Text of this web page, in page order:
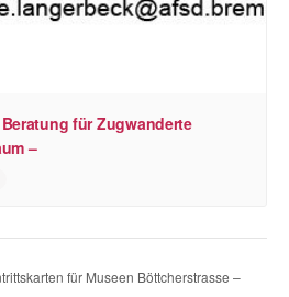
für Zugwanderte
–
für Museen Böttcherstrasse –